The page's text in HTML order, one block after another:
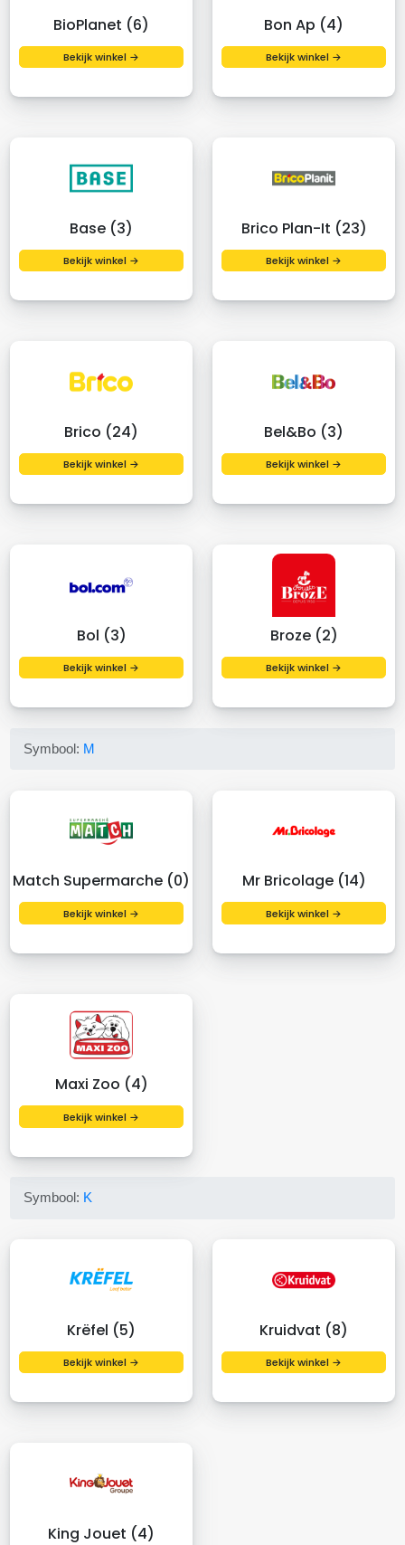
BioPlanet (6)
Bekijk winkel →
Bon Ap (4)
Bekijk winkel →
Base (3)
Bekijk winkel →
Brico Plan-It (23)
Bekijk winkel →
Brico (24)
Bekijk winkel →
Bel&Bo (3)
Bekijk winkel →
Bol (3)
Bekijk winkel →
Broze (2)
Bekijk winkel →
Symbool: M
Match Supermarche (0)
Bekijk winkel →
Mr Bricolage (14)
Bekijk winkel →
Maxi Zoo (4)
Bekijk winkel →
Symbool: K
Krëfel (5)
Bekijk winkel →
Kruidvat (8)
Bekijk winkel →
King Jouet (4)